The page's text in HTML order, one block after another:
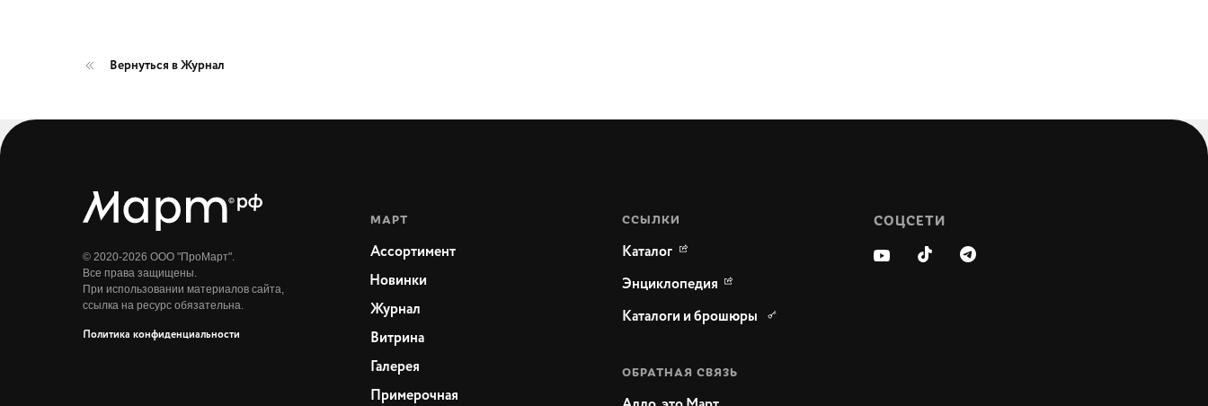
Вернуться в Журнал
ССЫЛКИ
МАРТ
© 2020-2026 ООО "ПроМарт".
Все права защищены.
При использовании материалов сайта,
ссылка на ресурс обязательна.
Ассортимент
Новинки
Журнал
Витрина
Галерея
Энциклопедия
ОБРАТНАЯ СВЯЗЬ
Политика конфиденциальности
Примерочная
Каталог
СОЦСЕТИ
Каталоги и брошюры